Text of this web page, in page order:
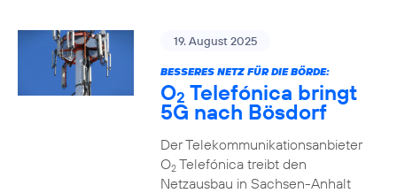
19. August 2025
BESSERES NETZ FÜR DIE BÖRDE:
O2 Telefónica bringt
5G nach Bösdorf
Der Telekommunikationsanbieter
O2Telefónica treibt den
Netzausbau in Sachsen-Anhalt